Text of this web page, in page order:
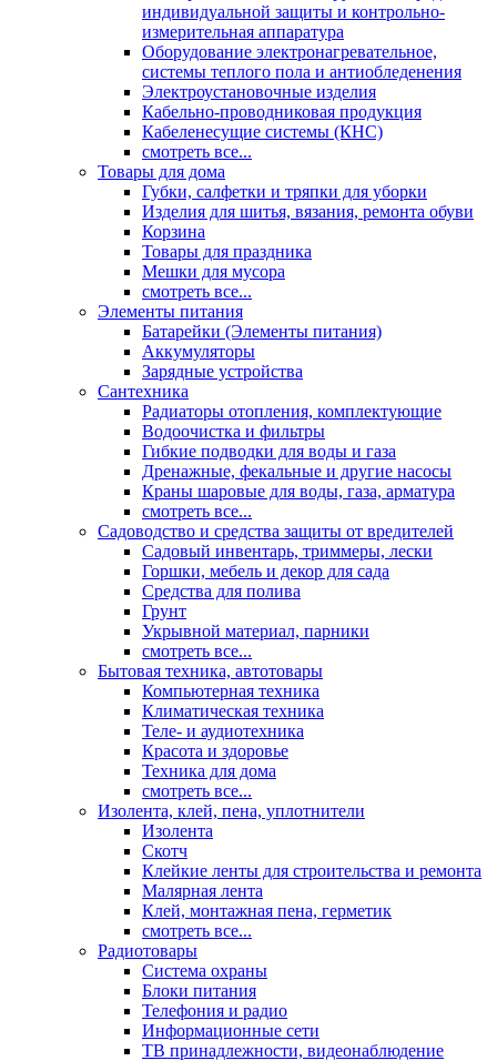
индивидуальной защиты и контрольно-
измерительная аппаратура
Оборудование электронагревательное,
системы теплого пола и антиобледенения
Электроустановочные изделия
Кабельно-проводниковая продукция
Кабеленесущие системы (КНС)
смотреть все...
Товары для дома
Губки, салфетки и тряпки для уборки
Изделия для шитья, вязания, ремонта обуви
Корзина
Товары для праздника
Мешки для мусора
смотреть все...
Элементы питания
Батарейки (Элементы питания)
Аккумуляторы
Зарядные устройства
Сантехника
Радиаторы отопления, комплектующие
Водоочистка и фильтры
Гибкие подводки для воды и газа
Дренажные, фекальные и другие насосы
Краны шаровые для воды, газа, арматура
смотреть все...
Садоводство и средства защиты от вредителей
Садовый инвентарь, триммеры, лески
Горшки, мебель и декор для сада
Средства для полива
Грунт
Укрывной материал, парники
смотреть все...
Бытовая техника, автотовары
Компьютерная техника
Климатическая техника
Теле- и аудиотехника
Красота и здоровье
Техника для дома
смотреть все...
Изолента, клей, пена, уплотнители
Изолента
Скотч
Клейкие ленты для строительства и ремонта
Малярная лента
Клей, монтажная пена, герметик
смотреть все...
Радиотовары
Система охраны
Блоки питания
Телефония и радио
Информационные сети
ТВ принадлежности, видеонаблюдение